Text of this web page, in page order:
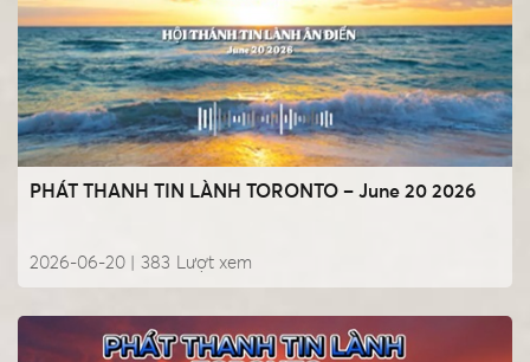
PHÁT THANH TIN LÀNH TORONTO – June 20 2026
2026-06-20 | Lượt xem
383